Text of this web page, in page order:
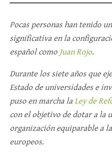
Pocas personas han tenido
significativa en la
español como Juan Rojo.
Durante los siete años que
Estado de universidades e
puso en marcha la Ley de
con el objetivo de dotar a la
organización equiparable a
europeos.